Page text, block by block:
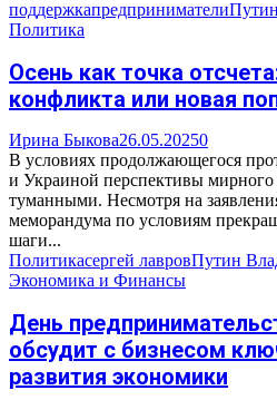
поддержкапредприниматели
Политика
Осень как точка
конфликта или новая
Ирина Быкова26.05.20250
В условиях продолжающегося
и Украиной перспективы мирного
туманными. Несмотря на
меморандума по условиям
шаги...
Политикасергей лавровПутин
Экономика и Финансы
День
обсудит с бизнесом
развития экономики